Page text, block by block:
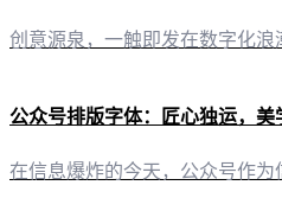
公众号排版字体：匠心独运，美